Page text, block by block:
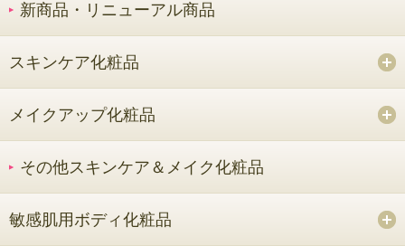
新商品・リニューアル商品
スキンケア化粧品
メイクアップ化粧品
その他スキンケア＆メイク化粧品
敏感肌用ボディ化粧品